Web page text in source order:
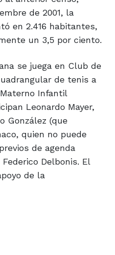
de 2001, la
en 2.416 habitantes,
un 3,5 por ciento.
se juega en Club de
de tenis a
Infantil
Leonardo Mayer,
González (que
quien no puede
de agenda
Delbonis. El
de la